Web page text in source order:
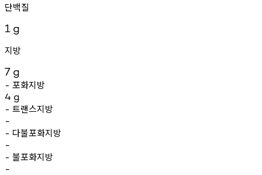
단백질
1 g
지방
7 g
- 포화지방
4 g
- 트랜스지방
-
- 다불포화지방
-
- 불포화지방
-